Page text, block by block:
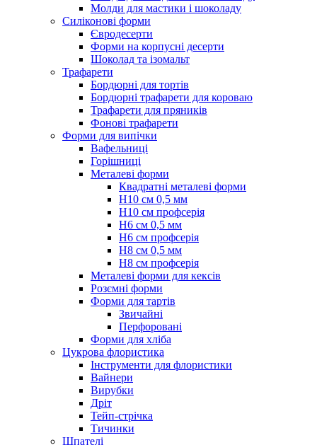
Молди для мастики і шоколаду
Силіконові форми
Євродесерти
Форми на корпусні десерти
Шоколад та ізомальт
Трафарети
Бордюрні для тортів
Бордюрні трафарети для короваю
Трафарети для пряників
Фонові трафарети
Форми для випічки
Вафельниці
Горішниці
Металеві форми
Квадратні металеві форми
Н10 см 0,5 мм
Н10 см профсерія
Н6 см 0,5 мм
Н6 см профсерія
Н8 см 0,5 мм
Н8 см профсерія
Металеві форми для кексів
Розємні форми
Форми для тартів
Звичайні
Перфоровані
Форми для хліба
Цукрова флористика
Інструменти для флористики
Вайнери
Вирубки
Дріт
Тейп-стрічка
Тичинки
Шпателі